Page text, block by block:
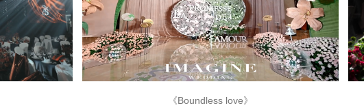
《Boundless love》